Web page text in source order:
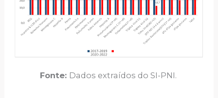
Fonte: Dados extraídos do SI-PNI.